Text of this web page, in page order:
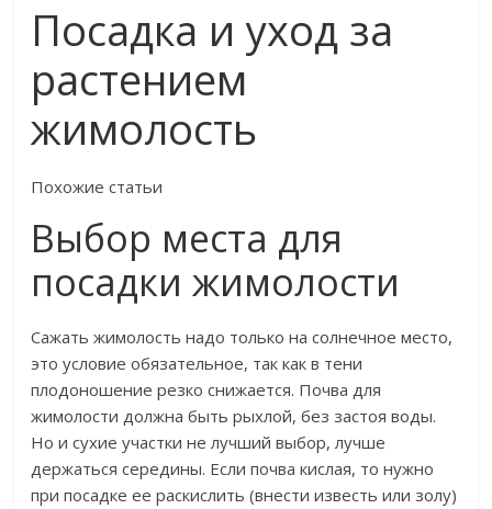
Посадка и уход за
растением
жимолость
​Похожие статьи​
Выбор места для
посадки жимолости
​Сажать жимолость надо только на солнечное место,
это условие обязательное, так как в тени
плодоношение резко снижается. Почва для
жимолости должна быть рыхлой, без застоя воды.
Но и сухие участки не лучший выбор, лучше
держаться середины. Если почва кислая, то нужно
при посадке ее раскислить (внести известь или золу)